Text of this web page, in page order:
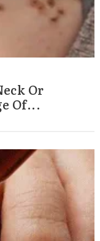
Or
Of...